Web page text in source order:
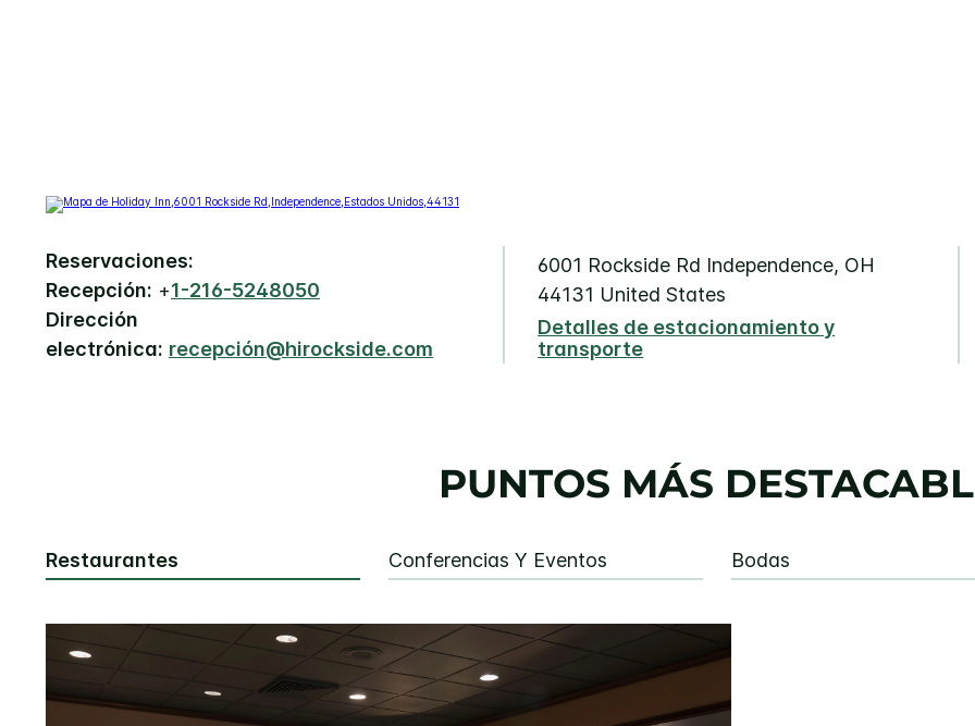
Reservaciones:
Recepción: +1-216-5248050
Dirección
electrónica: recepción@hirockside.com
6001 Rockside Rd Independence, OH
44131 United States
Detalles de estacionamiento y
transporte
PUNTOS MÁS
Restaurantes Conferencias Y Eventos Bodas